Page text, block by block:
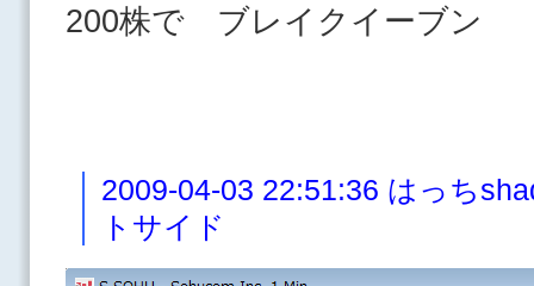
200株で ブレイクイーブン
2009-04-03 22:51:36 はっち
トサイド